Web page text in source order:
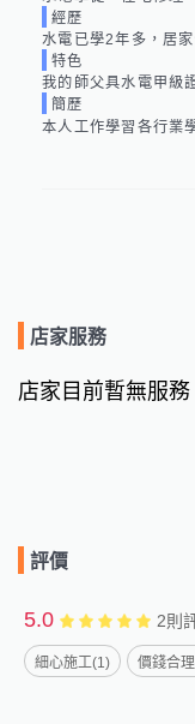
經歷
水電已學2年多，居
特色
我的師父具水電甲級
簡歷
本人工作學習各行業
店家服務
店家目前暫無服務
評價
5.0 2則
細心施工(1) 價錢合